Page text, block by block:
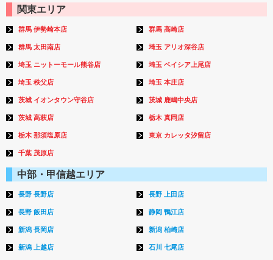
関東エリア
群馬 伊勢崎本店 群馬 高崎店
群馬 太田南店 埼玉 アリオ深谷店
埼玉 ニットーモール熊谷店 埼玉 ベイシア上尾店
埼玉 秩父店 埼玉 本庄店
茨城 イオンタウン守谷店 茨城 鹿嶋中央店
茨城 高萩店 栃木 真岡店
栃木 那須塩原店 東京 カレッタ汐留店
千葉 茂原店
中部・甲信越エリア
長野 長野店 長野 上田店
長野 飯田店 静岡 鴨江店
新潟 長岡店 新潟 柏崎店
新潟 上越店 石川 七尾店